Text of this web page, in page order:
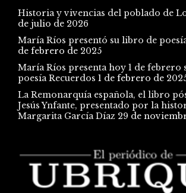
Historia y vivencias del poblado de
de julio de 2026
María Ríos presentó su libro de
de febrero de 2025
María Ríos presenta hoy 1 de febrero
poesía Recuerdos 1 de febrero de
La Remonarquía española, el libro
Jesús Ynfante, presentado por la
Margarita García Díaz 29 de